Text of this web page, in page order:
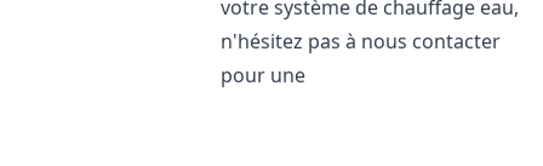
votre système de chauffage eau,
n'hésitez pas à nous contacter
pour une